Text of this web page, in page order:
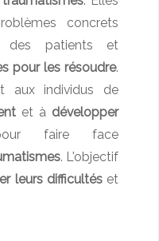
concrets
des patients et
pour les résoudre.
aux individus de
et à développer
faire face
. L'objectif
leurs difficultéset